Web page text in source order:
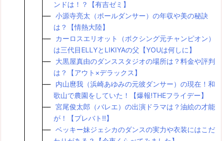
ンドは！？【有吉ゼミ】
小源寺亮太（ポールダンサー）の年収や美の秘訣
は？【情熱大陸】
カーロスエリオット（ボクシング元チャンピオン）
は三代目ELLYとLIKIYAの父【YOUは何しに】
大黒屋真由のダンススタジオの場所は？料金や評判
は？【アウト×デラックス】
内山麿我（浜崎あゆみの元彼ダンサー）の現在！和
歌山で農園をしていた！【爆報!THEフライデー】
宮尾俊太郎（バレエ）の出演ドラマは？油絵の才能
が！【プレバト!!】
ベッキー妹ジェシカのダンスの実力や衣装にはこだ